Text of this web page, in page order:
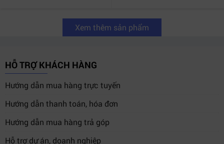
Xem thêm sản phẩm
HỖ TRỢ KHÁCH HÀNG
Hướng dẫn mua hàng trực tuyến
Hướng dẫn thanh toán, hóa đơn
Hướng dẫn mua hàng trả góp
Hỗ trợ dự án, doanh nghiệp